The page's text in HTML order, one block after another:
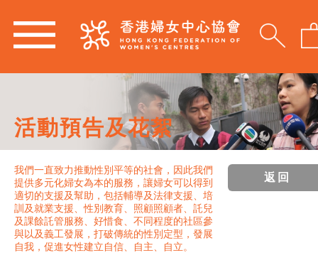
活動預告及花絮
我們一直致力推動性別平等的社會，因此我們
提供多元化婦女為本的服務，讓婦女可以得到
適切的支援及幫助，包括輔導及法律支援、培
訓及就業支援、性別教育、照顧照顧者、託兒
及課餘託管服務、好惜食、不同程度的社區參
與以及義工發展，打破傳統的性別定型，發展
自我，促進女性建立自信、自主、自立。
返回